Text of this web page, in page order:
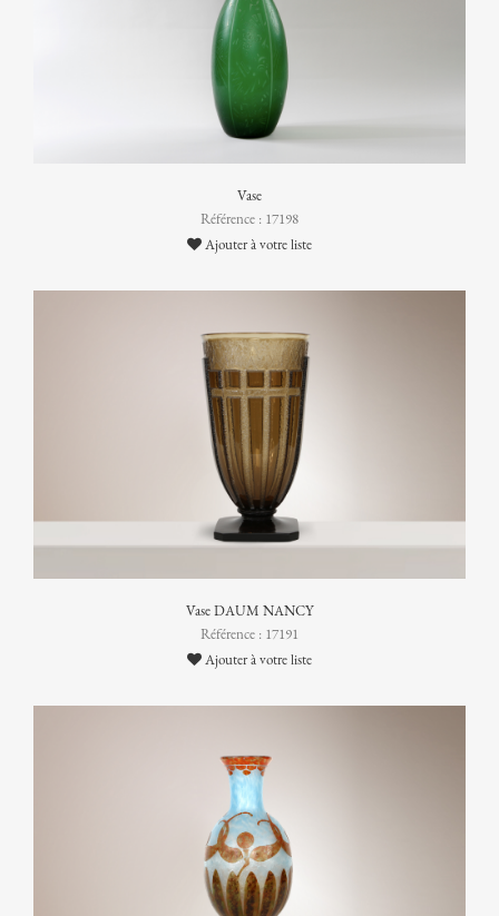
Vase
Référence : 17198
Ajouter à votre liste
Vase DAUM NANCY
Référence : 17191
Ajouter à votre liste